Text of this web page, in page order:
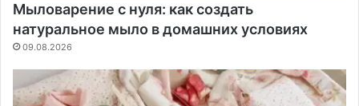
Мыловарение с нуля: как создать
натуральное мыло в домашних условиях
09.08.2026